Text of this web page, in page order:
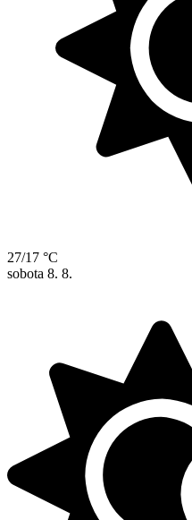
27/17 °C
sobota 8. 8.